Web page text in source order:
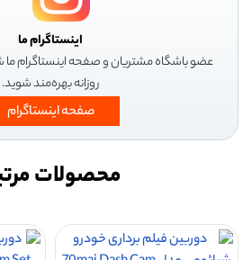
اینستاگرام ما
عضو باشگاه مشتریان و صفحه اینستاگرام
روزانه بهره‌مند شوید.
صفحه اینستاگرام
محصولات